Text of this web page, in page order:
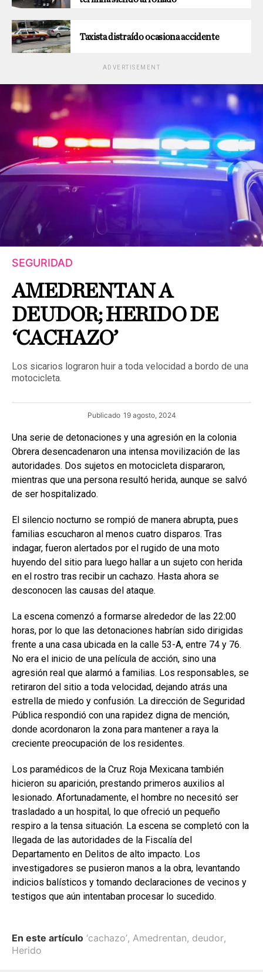
Taxista distraído ocasiona accidente
ADVERTISEMENT
SEGURIDAD
AMEDRENTAN A
DEUDOR; HERIDO DE
‘CACHAZO’
Los sicarios lograron huir a toda velocidad a bordo de una
motocicleta.
Publicado 19 agosto, 2024
Una serie de detonaciones y una agresión en la colonia
Obrera desencadenaron una intensa movilización de las
autoridades. Dos sujetos en motocicleta dispararon,
mientras que una persona resultó herida, aunque se salvó
de ser hospitalizado.
El silencio nocturno se rompió de manera abrupta, pues
familias escucharon al menos cuatro disparos. Tras
indagar, fueron alertados por el rugido de una moto
huyendo del sitio para luego hallar a un sujeto con herida
en el rostro tras recibir un cachazo. Hasta ahora se
desconocen las causas del ataque.
La escena comenzó a formarse alrededor de las 22:00
horas, por lo que las detonaciones habrían sido dirigidas
frente a una casa ubicada en la calle 53-A, entre 74 y 76.
No era el inicio de una película de acción, sino una
agresión real que alarmó a familias. Los responsables, se
retiraron del sitio a toda velocidad, dejando atrás una
estrella de miedo y confusión. La dirección de Seguridad
Pública respondió con una rapidez digna de mención,
donde acordonaron la zona para mantener a raya la
creciente preocupación de los residentes.
Los paramédicos de la Cruz Roja Mexicana también
hicieron su aparición, prestando primeros auxilios al
lesionado. Afortunadamente, el hombre no necesitó ser
trasladado a un hospital, lo que ofreció un pequeño
respiro a la tensa situación. La escena se completó con la
llegada de las autoridades de la Fiscalía del
Departamento en Delitos de alto impacto. Los
investigadores se pusieron manos a la obra, levantando
indicios balísticos y tomando declaraciones de vecinos y
testigos que aún intentaban procesar lo sucedido.
En este artículo ‘cachazo’, Amedrentan, deudor,
Herido